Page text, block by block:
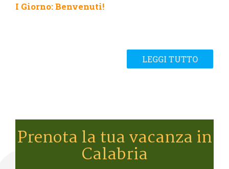
I Giorno: Benvenuti!
LEGGI TUTTO
Prenota la tua vacanza in
Calabria